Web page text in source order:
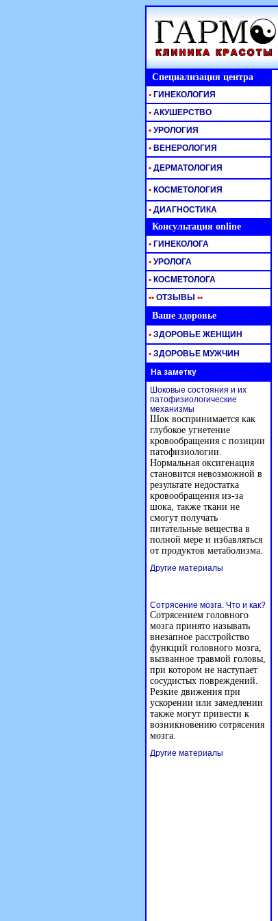
Специализация центра
• ГИНЕКОЛОГИЯ
• АКУШЕРСТВО
• УРОЛОГИЯ
• ВЕНЕРОЛОГИЯ
• ДЕРМАТОЛОГИЯ
• КОСМЕТОЛОГИЯ
• ДИАГНОСТИКА
Консультация online
• ГИНЕКОЛОГА
• УРОЛОГА
• КОСМЕТОЛОГА
•• ОТЗЫВЫ ••
Ваше здоровье
• ЗДОРОВЬЕ ЖЕНЩИН
• ЗДОРОВЬЕ МУЖЧИН
На заметку
Шоковые состояния и их
патофизиологические
механизмы
Шок воспринимается как
глубокое угнетение
кровообращения с позиции
патофизиологии.
Нормальная оксигенация
становится невозможной в
результате недостатка
кровообращения из-за
шока, также ткани не
смогут получать
питательные вещества в
полной мере и избавляться
от продуктов метаболизма.
Другие материалы
Сотрясение мозга. Что и как?
Сотрясением головного
мозга принято называть
внезапное расстройство
функций головного мозга,
вызванное травмой головы,
при котором не наступает
сосудистых повреждений.
Резкие движения при
ускорении или замедлении
также могут привести к
возникновению сотрясения
мозга.
Другие материалы